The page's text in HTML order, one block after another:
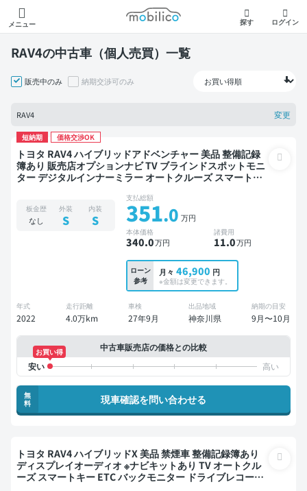
メニュー
モビリコ
探す ログイン
RAV4の中古車（個人売買）一覧
販売中のみ 納期交渉可のみ
RAV4 変更
短納期 価格交渉OK
トヨタ RAV4 ハイブリッドアドベンチャー 美品 整備記録
簿あり 販売店オプションナビ TV ブラインドスポットモニ
ター デジタルインナーミラー オートクルーズ スマートキ
板金歴
なし
外装
S
内装
S
支払総額
351.0 万円
本体価格
340.0万円
諸費用
11.0万円
ローン
参考
月々 46,900 円
※金額は変更できます。
年式
2022
走行距離
4.0万km
車検
27年9月
出品地域
神奈川県
納期の目安
9月〜10月
中古車販売店の価格との比較
お買い得
無
料
現車確認を問い合わせる
トヨタ RAV4 ハイブリッドX 美品 禁煙車 整備記録簿あり
ディスプレイオーディオ ※ナビキットあり TV オートクル
ーズ スマートキー ETC バックモニター ドライブレコーダ